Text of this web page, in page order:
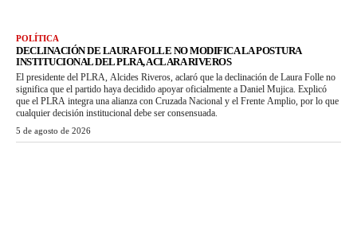
POLÍTICA
DECLINACIÓN DE LAURA FOLLE NO MODIFICA LA POSTURA
INSTITUCIONAL DEL PLRA, ACLARA RIVEROS
El presidente del PLRA, Alcides Riveros, aclaró que la declinación de Laura Folle no
significa que el partido haya decidido apoyar oficialmente a Daniel Mujica. Explicó
que el PLRA integra una alianza con Cruzada Nacional y el Frente Amplio, por lo que
cualquier decisión institucional debe ser consensuada.
5 de agosto de 2026